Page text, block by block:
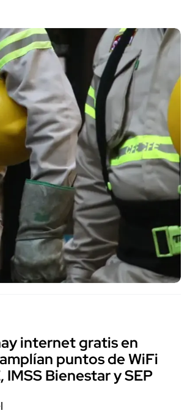
internet gratis en
puntos de WiFi
IMSS Bienestar y SEP